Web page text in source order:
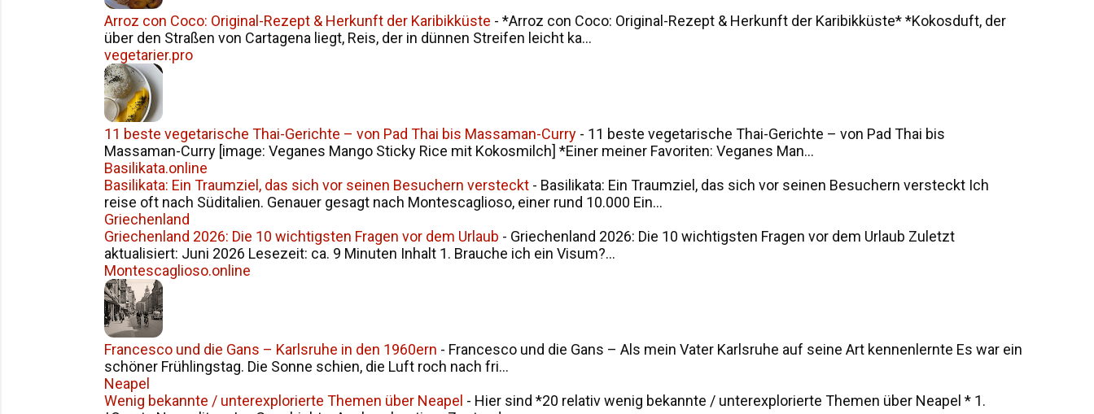
Arroz con Coco: Original-Rezept & Herkunft der Karibikküste - *Arroz con Coco: Original-Rezept & Herkunft der Karibikküste* *Kokosduft, der
über den Straßen von Cartagena liegt, Reis, der in dünnen Streifen leicht ka...
vegetarier.pro
11 beste vegetarische Thai-Gerichte – von Pad Thai bis Massaman-Curry - 11 beste vegetarische Thai-Gerichte – von Pad Thai bis
Massaman-Curry [image: Veganes Mango Sticky Rice mit Kokosmilch] *Einer meiner Favoriten: Veganes Man...
Basilikata.online
Basilikata: Ein Traumziel, das sich vor seinen Besuchern versteckt - Basilikata: Ein Traumziel, das sich vor seinen Besuchern versteckt Ich
reise oft nach Süditalien. Genauer gesagt nach Montescaglioso, einer rund 10.000 Ein...
Griechenland
Griechenland 2026: Die 10 wichtigsten Fragen vor dem Urlaub - Griechenland 2026: Die 10 wichtigsten Fragen vor dem Urlaub Zuletzt
aktualisiert: Juni 2026 Lesezeit: ca. 9 Minuten Inhalt 1. Brauche ich ein Visum?...
Montescaglioso.online
Francesco und die Gans – Karlsruhe in den 1960ern - Francesco und die Gans – Als mein Vater Karlsruhe auf seine Art kennenlernte Es war ein
schöner Frühlingstag. Die Sonne schien, die Luft roch nach fri...
Neapel
Wenig bekannte / unterexplorierte Themen über Neapel - Hier sind *20 relativ wenig bekannte / unterexplorierte Themen über Neapel * 1.